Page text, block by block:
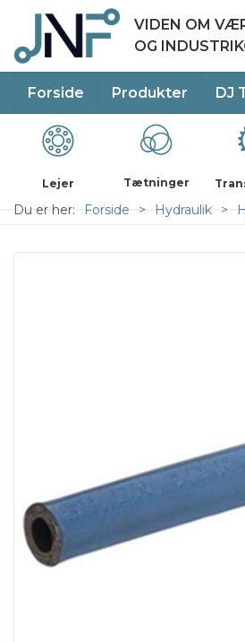
VIDEN OM
OG
Forside Produkter DJ
Lejer Tætninger
Du er her: Forside Hydraulik